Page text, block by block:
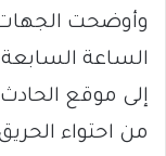
وأوضحت الجهات
الساعة
إلى موقع
من احتواء